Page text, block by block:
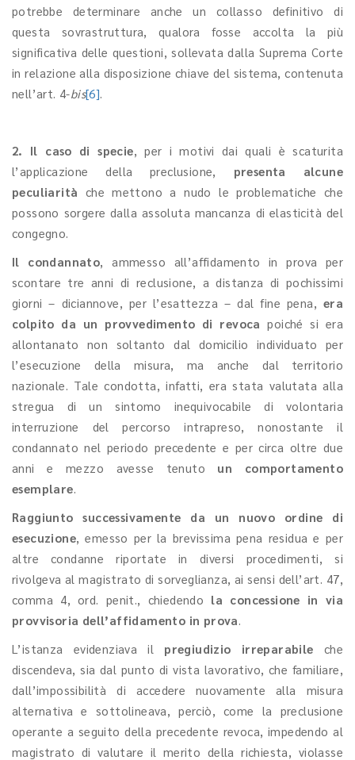
potrebbe determinare anche un collasso definitivo di
questa sovrastruttura, qualora fosse accolta la più
significativa delle questioni, sollevata dalla Suprema Corte
in relazione alla disposizione chiave del sistema, contenuta
nell’art. 4-bis[6].
2. Il caso di specie, per i motivi dai quali è scaturita
l’applicazione della preclusione, presenta alcune
peculiarità che mettono a nudo le problematiche che
possono sorgere dalla assoluta mancanza di elasticità del
congegno.
Il condannato, ammesso all’affidamento in prova per
scontare tre anni di reclusione, a distanza di pochissimi
giorni – diciannove, per l’esattezza – dal fine pena, era
colpito da un provvedimento di revoca poiché si era
allontanato non soltanto dal domicilio individuato per
l’esecuzione della misura, ma anche dal territorio
nazionale. Tale condotta, infatti, era stata valutata alla
stregua di un sintomo inequivocabile di volontaria
interruzione del percorso intrapreso, nonostante il
condannato nel periodo precedente e per circa oltre due
anni e mezzo avesse tenuto un comportamento
esemplare.
Raggiunto successivamente da un nuovo ordine di
esecuzione, emesso per la brevissima pena residua e per
altre condanne riportate in diversi procedimenti, si
rivolgeva al magistrato di sorveglianza, ai sensi dell’art. 47,
comma 4, ord. penit., chiedendo la concessione in via
provvisoria dell’affidamento in prova.
L’istanza evidenziava il pregiudizio irreparabile che
discendeva, sia dal punto di vista lavorativo, che familiare,
dall’impossibilità di accedere nuovamente alla misura
alternativa e sottolineava, perciò, come la preclusione
operante a seguito della precedente revoca, impedendo al
magistrato di valutare il merito della richiesta, violasse